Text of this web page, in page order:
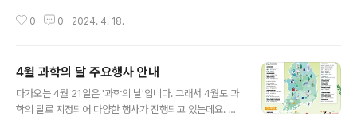
로 '생물방' 혹은 '생것방'이라고도 불렸습니다. 경복궁 생
도록 구성된 체험 프로그램입니다. 1. 참여방법 : 온라인 사
전 예약 신청 (티켓링크) URL : https://www.ticketlink.
co.kr/product/49400 2. 예매일정 - 1차 예매 : 4. 3.
0 0 2024. 4. 18.
4월 과학의 달 주요행사 안내
다가오는 4월 21일은 '과학의 날'입니다. 그래서 4월도 과
학의 달로 지정되어 다양한 행사가 진행되고 있는데요. 아